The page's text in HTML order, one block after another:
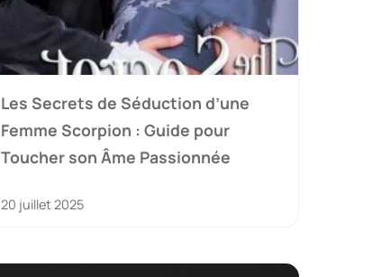
Les Secrets de Séduction d’une
Femme Scorpion : Guide pour
Toucher son Âme Passionnée
20 juillet 2025